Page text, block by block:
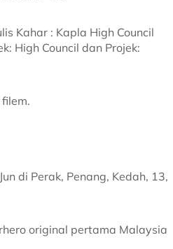
Kahar : Kapla High Council
High Council dan Projek:
di Perak, Penang, Kedah, 13,
original pertama Malaysia